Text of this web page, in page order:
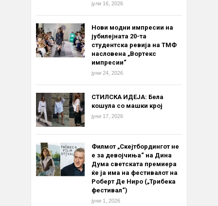
јули 16, 2026
Нови модни импресии на
јубилејната 20-та
студентска ревија на ТМФ
насловена „Вортекс
импресии“
јуни 24, 2026
СТИЛСКА ИДЕЈА: Бела
кошула со машки крој
јуни 17, 2026
Филмот „Скејтбордингот не
е за девојчиња“ на Дина
Дума светската премиера
ќе ја има на фестивалот на
Роберт Де Ниро („Трибека
фестивал“)
јуни 1, 2026